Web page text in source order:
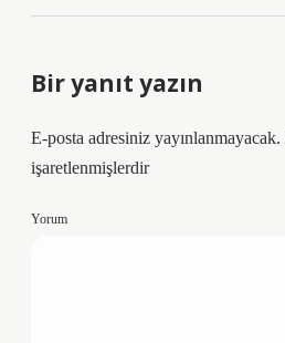
Bir yanıt yazın
E-posta adresiniz yayınlanmayacak.
işaretlenmişlerdir
Yorum